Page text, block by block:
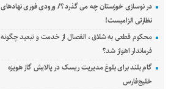
در نوسازی خوزستان چه می گذرد ؟/ ورودی فوری نهادهای
نظارتی الزامیست!
محکوم قطعی به شلاق ، انفصال از خدمت و تبعید چگونه
فرماندار اهواز شد؟
گام بلند برای بلوغ مدیریت ریسک در پالایش گاز هویزه
خلیج‌فارس